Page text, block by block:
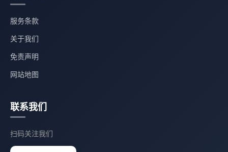
服务条款
关于我们
免责声明
网站地图
联系我们
扫码关注我们